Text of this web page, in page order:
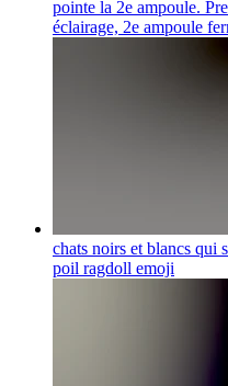
pointe la 2e ampoule.
éclairage, 2e ampoule
chats noirs et blancs qui
poil ragdoll emoji